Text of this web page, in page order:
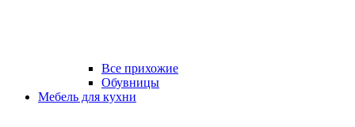
Все прихожие
Обувницы
Мебель для кухни